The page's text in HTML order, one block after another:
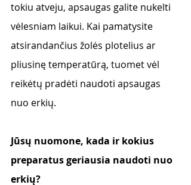
tokiu atveju, apsaugas galite nukelti
vėlesniam laikui. Kai pamatysite
atsirandančius žolės plotelius ar
pliusinę temperatūrą, tuomet vėl
reikėtų pradėti naudoti apsaugas
nuo erkių.
Jūsų nuomone, kada ir kokius
preparatus geriausia naudoti nuo
erkių?